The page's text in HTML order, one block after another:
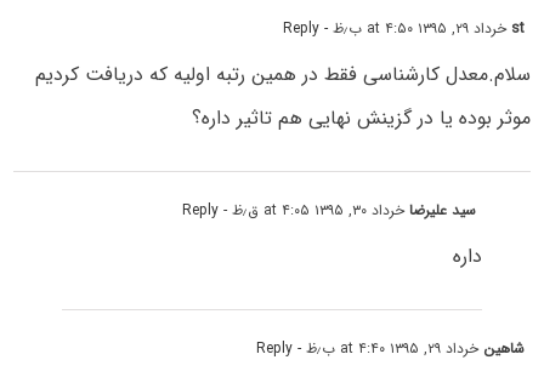
st خرداد ۲۹, ۱۳۹۵ at ۴:۵۰ ب٫ظ - Reply
سلام.معدل کارشناسى فقط در همین رتبه اولیه که دریافت کردیم
موثر بوده یا در گزینش نهایى هم تاثیر داره؟
سید علیرضاخرداد ۳۰, ۱۳۹۵ at ۴:۰۵ ق٫ظ - Reply
داره
شاهین خرداد ۲۹, ۱۳۹۵ at ۴:۴۰ ب٫ظ - Reply